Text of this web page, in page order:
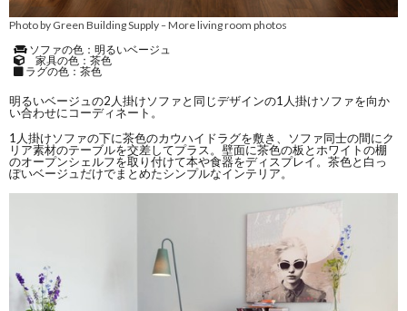
Photo by Green Building Supply–More living room photos
ソファの色：明るいベージュ
家具の色：茶色
ラグの色：茶色
明るいベージュの2人掛けソファと同じデザインの1人掛けソファを向か
い合わせにコーディネート。
1人掛けソファの下に茶色のカウハイドラグを敷き、ソファ同士の間にク
リア素材のテーブルを交差してプラス。壁面に茶色の板とホワイトの棚
のオープンシェルフを取り付けて本や食器をディスプレイ。茶色と白っ
ぽいベージュだけでまとめたシンプルなインテリア。